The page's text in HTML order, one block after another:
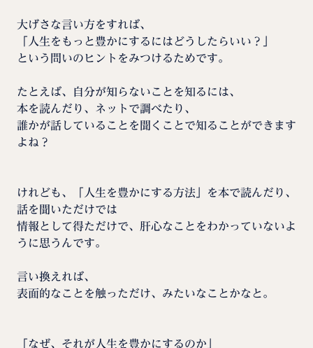
大げさな言い方をすれば、
「人生をもっと豊かにするにはどうしたらいい？」
という問いのヒントをみつけるためです。
たとえば、自分が知らないことを知るには、
本を読んだり、ネットで調べたり、
誰かが話していることを聞くことで知ることができます
よね？
けれども、「人生を豊かにする方法」を本で読んだり、
話を聞いただけでは
情報として得ただけで、肝心なことをわかっていないよ
うに思うんです。
言い換えれば、
表面的なことを触っただけ、みたいなことかなと。
「なぜ、それが人生を豊かにするのか」